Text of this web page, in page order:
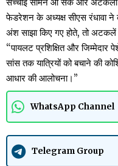
फेडरेशन के अध्यक्ष सीएस रंधावा ने
अंश साझा किए गए होते, तो अटकलें
“पायलट प्रशिक्षित और
सांस तक यात्रियों को बचाने की
आधार की आलोचना।”
WhatsApp Channel
Telegram Group